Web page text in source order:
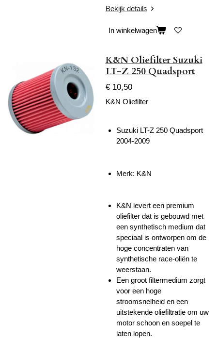
Bekijk details
In winkelwagen
K&N Oliefilter Suzuki
LT-Z 250 Quadsport
€ 10,50
K&N Oliefilter
Suzuki LT-Z 250 Quadsport
2004-2009
Merk: K&N
K&N levert een premium
oliefilter dat is gebouwd met
een synthetisch medium dat
speciaal is ontworpen om de
hoge concentraten van
synthetische race-oliën te
weerstaan.
Een groot filtermedium zorgt
voor een hoge
stroomsnelheid en een
uitstekende oliefiltratie om uw
motor schoon en soepel te
laten lopen.